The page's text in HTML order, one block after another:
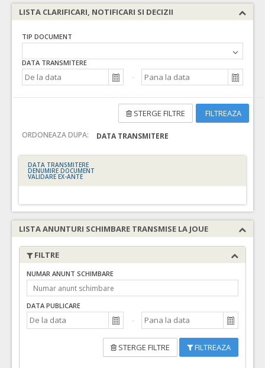
LISTA CLARIFICARI, NOTIFICARI SI DECIZII
TIP DOCUMENT
DATA TRANSMITERE
FILTREAZA
STERGE FILTRE
ORDONEAZA DUPA: DATA TRANSMITERE
DATA TRANSMITERE
DENUMIRE DOCUMENT
VALIDARE EX-ANTE
LISTA ANUNTURI SCHIMBARE TRANSMISE LA JOUE
FILTRE
NUMAR ANUNT SCHIMBARE
DATA PUBLICARE
STERGE FILTRE FILTREAZA